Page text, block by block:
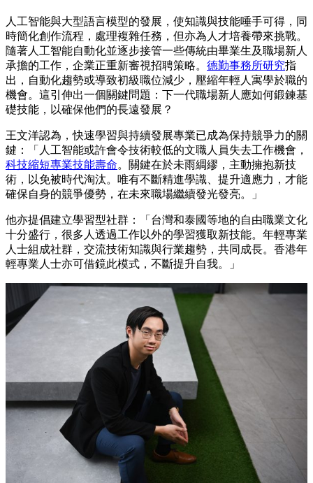
人工智能與大型語言模型的發展，使知識與技能唾手可得，同
時簡化創作流程，處理複雜任務，但亦為人才培養帶來挑戰。
隨著人工智能自動化並逐步接管一些傳統由畢業生及職場新人
承擔的工作，企業正重新審視招聘策略。 德勤事務所研究指
出，自動化趨勢或導致初級職位減少，壓縮年輕人寓學於職的
機會。這引伸出一個關鍵問題：下一代職場新人應如何鍛鍊基
礎技能，以確保他們的長遠發展？
王文洋認為，快速學習與持續發展專業已成為保持競爭力的關
鍵：「人工智能或許會令技術較低的文職人員失去工作機會，
科技縮短專業技能壽命。關鍵在於未雨綢繆，主動擁抱新技
術，以免被時代淘汰。唯有不斷精進學識、提升適應力，才能
確保自身的競爭優勢，在未來職場繼續發光發亮。」
他亦提倡建立學習型社群：「台灣和泰國等地的自由職業文化
十分盛行，很多人透過工作以外的學習獲取新技能。年輕專業
人士組成社群，交流技術知識與行業趨勢，共同成長。香港年
輕專業人士亦可借鏡此模式，不斷提升自我。」